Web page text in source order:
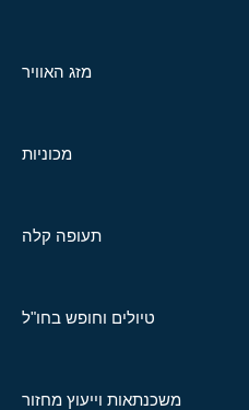
מזג האוויר
מכוניות
תעופה קלה
טיולים וחופש בחו"ל
משכנתאות וייעוץ מחזור